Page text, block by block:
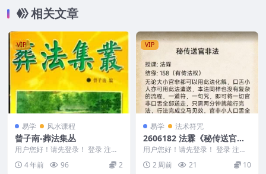
相关文章
VIP
易学 风水课程
曾子南-葬法集丛
用户您好！请先登录！ 登录 注册
编号：D22692 曾子南-葬法集丛
4 年前 96 2
VIP
易学 法术符咒
2606182 法霖《秘传送官非
法》
用户您好！请先登录！ 登录 注册
法霖《秘传送官非法》只有法本
只有法本4页 2...
2 周前 21 10